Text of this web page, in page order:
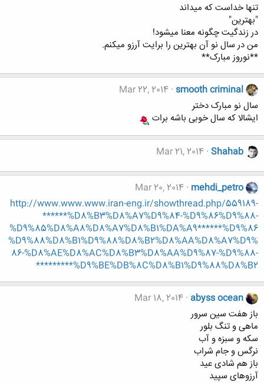
تنها خداست که میداند
"بهترین"
در زندگیت چگونه معنا میشود!
من در سال نو آن بهترین را برایت آرزو میکنم.
**نوروز مبارک**
smooth criminal
Mar 22, 2014
سال نو مبارک دختر
ایشالا که سال خوبی باشه برات
Shahab
Mar 21, 2014
mehdi_petro
Mar 20, 2014
http://www.www.www.iran-eng.ir/showthread.php/559189-
******%D8%B3%D8%A7%D9%84-%D9%86%D9%88-
%D9%85%D8%A8%D8%A7%D8%B1%DA%A9******%D9%86
%D9%88%D8%B1%D9%88%D8%B2%D8%AA%D8%A7%D9%
86-%D8%AE%D8%AC%D8%B3%D8%AA%D9%87-%D9%88-
%D9%BE%DB%8C%D8%B1%D9%88%D8%B2*********
abyss ocean
Mar 18, 2014
باز هفت سین سرور
ماهی و تنگ بلور
سکه و سبزه و آب
نرگس و جام شراب
باز هم شادی عید
آرزوهای سپید